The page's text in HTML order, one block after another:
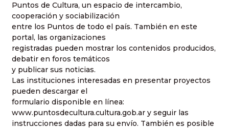
Puntos de Cultura, un espacio de intercambio,
cooperación y sociabilización
entre los Puntos de todo el país. También en este
portal, las organizaciones
registradas pueden mostrar los contenidos producidos,
debatir en foros temáticos
y publicar sus noticias.
Las instituciones interesadas en presentar proyectos
pueden descargar el
formulario disponible en línea:
www.puntosdecultura.cultura.gob.ar y seguir las
instrucciones dadas para su envío. También es posible